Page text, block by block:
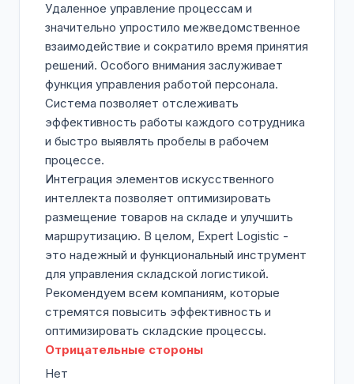
Удаленное управление процессам и
значительно упростило межведомственное
взаимодействие и сократило время принятия
решений. Особого внимания заслуживает
функция управления работой персонала.
Система позволяет отслеживать
эффективность работы каждого сотрудника
и быстро выявлять пробелы в рабочем
процессе.
Интеграция элементов искусственного
интеллекта позволяет оптимизировать
размещение товаров на складе и улучшить
маршрутизацию. В целом, Expert Logistic -
это надежный и функциональный инструмент
для управления складской логистикой.
Рекомендуем всем компаниям, которые
стремятся повысить эффективность и
оптимизировать складские процессы.
Отрицательные стороны
Нет